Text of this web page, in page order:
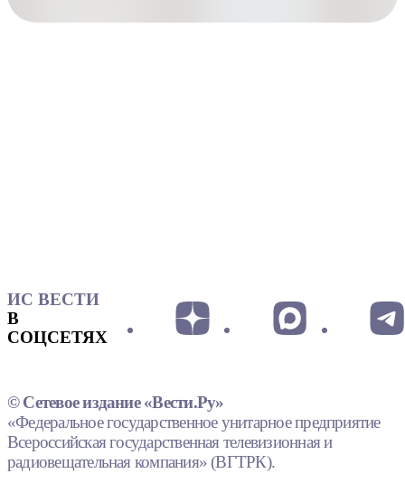
ИС ВЕСТИ
В
СОЦСЕТЯХ
© Сетевое издание «Вести.Ру»
«Федеральное государственное унитарное предприятие
Всероссийская государственная телевизионная и
радиовещательная компания» (ВГТРК).